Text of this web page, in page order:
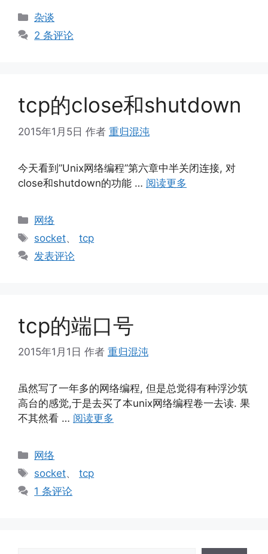
分
类
杂谈
2 条评论
tcp的close和shutdown
2015年1月5日 作者 重归混沌
今天看到”Unix网络编程”第六章中半关闭连接, 对
close和shutdown的功能 … 阅读更多
分
网络
标
签
socket、tcp
发表评论
tcp的端口号
2015年1月1日 作者 重归混沌
虽然写了一年多的网络编程, 但是总觉得有种浮沙筑
高台的感觉,于是去买了本unix网络编程卷一去读. 果
不其然看 … 阅读更多
分
类
网络
标
签
socket、tcp
1 条评论